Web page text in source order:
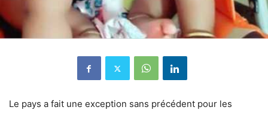
Le pays a fait une exception sans précédent pour les